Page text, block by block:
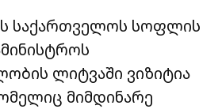
საქართველოს სოფლის
ლიტვაში ვიზიტია
მიმდინარე